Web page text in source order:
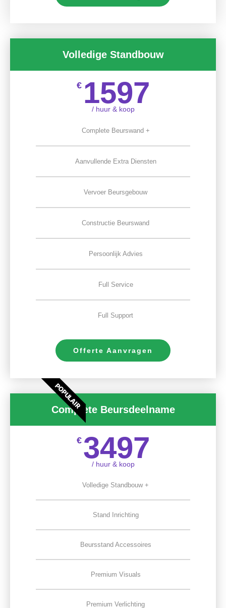
Volledige Standbouw
€ 1597
/ huur & koop
Complete Beurswand +
Aanvullende Extra Diensten
Vervoer Beursgebouw
Constructie Beurswand
Persoonlijk Advies
Full Service
Full Support
Offerte Aanvragen
POPULAIR
Complete Beursdeelname
€ 3497
/ huur & koop
Volledige Standbouw +
Stand Inrichting
Beursstand Accessoires
Premium Visuals
Premium Verlichting